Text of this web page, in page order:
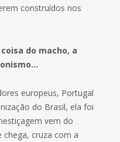
construídos nos
do macho, a
europeus, Portugal
do Brasil, ela foi
vem do
cruza com a